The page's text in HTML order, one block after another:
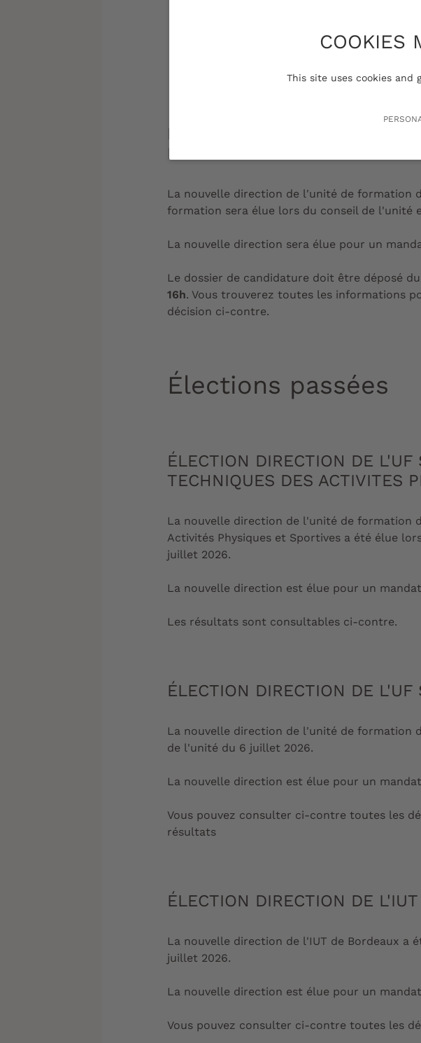
COOKIES
This site uses cookies and
ÉLECTION DIRECTION DE L'UF
L'ÉDUCATION ET DE LA
La nouvelle direction de l'unité de formation
formation sera élue lors du conseil de l'unité
La nouvelle direction sera élue pour un
Le dossier de candidature doit être déposé du
16h. Vous trouverez toutes les informations
décision ci-contre.
Élections passées
ÉLECTION DIRECTION DE L'UF
TECHNIQUES DES ACTIVITES
La nouvelle direction de l'unité de formation
Activités Physiques et Sportives a été élue
juillet 2026.
La nouvelle direction est élue pour un
Les résultats sont consultables ci-contre.
ÉLECTION DIRECTION DE L'UF
La nouvelle direction de l'unité de formation
de l'unité du 6 juillet 2026.
La nouvelle direction est élue pour un
Vous pouvez consulter ci-contre toutes les
résultats
ÉLECTION DIRECTION DE
La nouvelle direction de l'IUT de Bordeaux a
juillet 2026.
La nouvelle direction est élue pour un
Vous pouvez consulter ci-contre toutes les